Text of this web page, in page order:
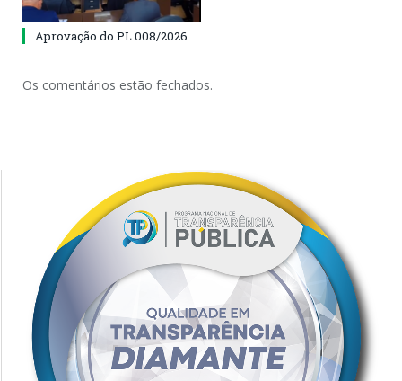
Aprovação do PL 008/2026
Os comentários estão fechados.